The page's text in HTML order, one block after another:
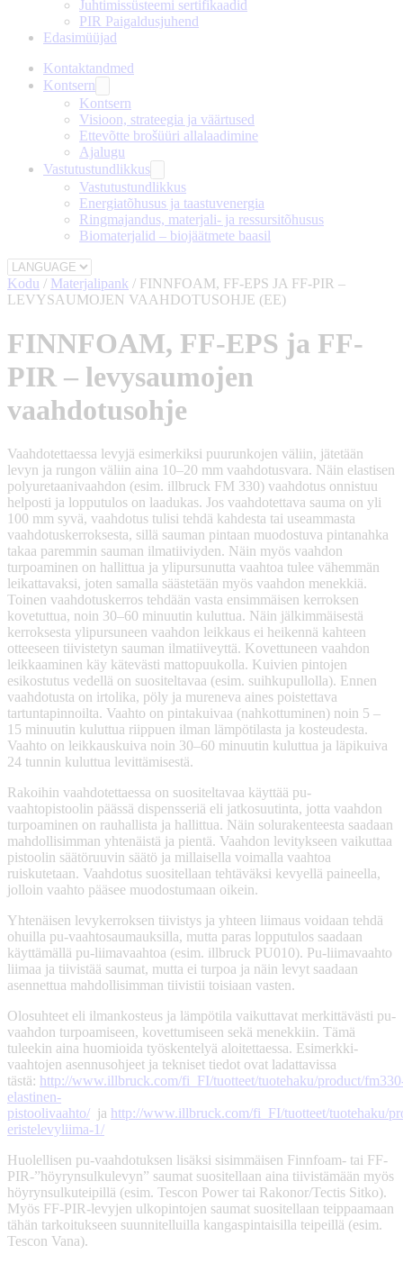
Juhtimissüsteemi sertifikaadid
PIR Paigaldusjuhend
Edasimüüjad
Kontaktandmed
Kontsern
Kontsern
Visioon, strateegia ja väärtused
Ettevõtte brošüüri allalaadimine
Ajalugu
Vastutustundlikkus
Vastutustundlikkus
Energiatõhusus ja taastuvenergia
Ringmajandus, materjali- ja ressursitõhusus
Biomaterjalid – biojäätmete baasil
Kodu / Materjalipank / FINNFOAM, FF-EPS JA FF-PIR –
LEVYSAUMOJEN VAAHDOTUSOHJE (EE)
FINNFOAM, FF-EPS ja FF-
PIR – levysaumojen
vaahdotusohje
Vaahdotettaessa levyjä esimerkiksi puurunkojen väliin, jätetään
levyn ja rungon väliin aina 10–20 mm vaahdotusvara. Näin elastisen
polyuretaanivaahdon (esim. illbruck FM 330) vaahdotus onnistuu
helposti ja lopputulos on laadukas. Jos vaahdotettava sauma on yli
100 mm syvä, vaahdotus tulisi tehdä kahdesta tai useammasta
vaahdotuskerroksesta, sillä sauman pintaan muodostuva pintanahka
takaa paremmin sauman ilmatiiviyden. Näin myös vaahdon
turpoaminen on hallittua ja ylipursunutta vaahtoa tulee vähemmän
leikattavaksi, joten samalla säästetään myös vaahdon menekkiä.
Toinen vaahdotuskerros tehdään vasta ensimmäisen kerroksen
kovetuttua, noin 30–60 minuutin kuluttua. Näin jälkimmäisestä
kerroksesta ylipursuneen vaahdon leikkaus ei heikennä kahteen
otteeseen tiivistetyn sauman ilmatiiveyttä. Kovettuneen vaahdon
leikkaaminen käy kätevästi mattopuukolla. Kuivien pintojen
esikostutus vedellä on suositeltavaa (esim. suihkupullolla). Ennen
vaahdotusta on irtolika, pöly ja mureneva aines poistettava
tartuntapinnoilta. Vaahto on pintakuivaa (nahkottuminen) noin 5 –
15 minuutin kuluttua riippuen ilman lämpötilasta ja kosteudesta.
Vaahto on leikkauskuiva noin 30–60 minuutin kuluttua ja läpikuiva
24 tunnin kuluttua levittämisestä.
Rakoihin vaahdotettaessa on suositeltavaa käyttää pu-
vaahtopistoolin päässä dispensseriä eli jatkosuutinta, jotta vaahdon
turpoaminen on rauhallista ja hallittua. Näin solurakenteesta saadaan
mahdollisimman yhtenäistä ja pientä. Vaahdon levitykseen vaikuttaa
pistoolin säätöruuvin säätö ja millaisella voimalla vaahtoa
ruiskutetaan. Vaahdotus suositellaan tehtäväksi kevyellä paineella,
jolloin vaahto pääsee muodostumaan oikein.
Yhtenäisen levykerroksen tiivistys ja yhteen liimaus voidaan tehdä
ohuilla pu-vaahtosaumauksilla, mutta paras lopputulos saadaan
käyttämällä pu-liimavaahtoa (esim. illbruck PU010). Pu-liimavaahto
liimaa ja tiivistää saumat, mutta ei turpoa ja näin levyt saadaan
asennettua mahdollisimman tiivistii toisiaan vasten.
Olosuhteet eli ilmankosteus ja lämpötila vaikuttavat merkittävästi pu-
vaahdon turpoamiseen, kovettumiseen sekä menekkiin. Tämä
tuleekin aina huomioida työskentelyä aloitettaessa. Esimerkki-
vaahtojen asennusohjeet ja tekniset tiedot ovat ladattavissa
tästä: http://www.illbruck.com/fi_FI/tuotteet/tuotehaku/product/
elastinen-
pistoolivaahto/ ja http://www.illbruck.com/fi_FI/tuotteet/tuotehaku/
eristelevyliima-1/
Huolellisen pu-vaahdotuksen lisäksi sisimmäisen Finnfoam- tai FF-
PIR-”höyrynsulkulevyn” saumat suositellaan aina tiivistämään myös
höyrynsulkuteipillä (esim. Tescon Power tai Rakonor/Tectis Sitko).
Myös FF-PIR-levyjen ulkopintojen saumat suositellaan teippaamaan
tähän tarkoitukseen suunnitelluilla kangaspintaisilla teipeillä (esim.
Tescon Vana).